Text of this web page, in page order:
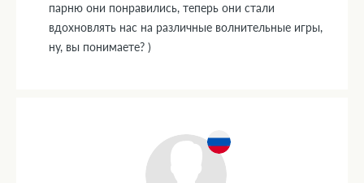
парню они понравились, теперь они стали
вдохновлять нас на различные волнительные игры,
ну, вы понимаете? )